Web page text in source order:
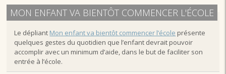
MON ENFANT VA BIENTÔT COMMENCER L'ÉCOLE
Le dépliant Mon enfant va bientôt commencer l’école présente
quelques gestes du quotidien que l’enfant devrait pouvoir
accomplir avec un minimum d’aide, dans le but de faciliter son
entrée à l’école.